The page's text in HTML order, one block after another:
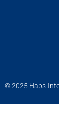
© 2025 Haps-